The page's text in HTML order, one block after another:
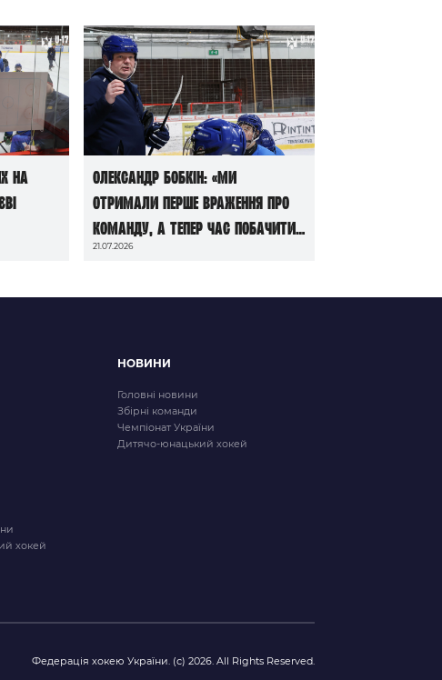
на
Олександр Бобкін: «Ми
отримали перше враження про
команду, а тепер час побачити
її в грі»
21.07.2026
НОВИНИ
Головні новини
Збірні команди
Чемпіонат України
Дитячо-юнацький хокей
хокей
Федерація хокею України. (с) 2026. All Rights Reserved.